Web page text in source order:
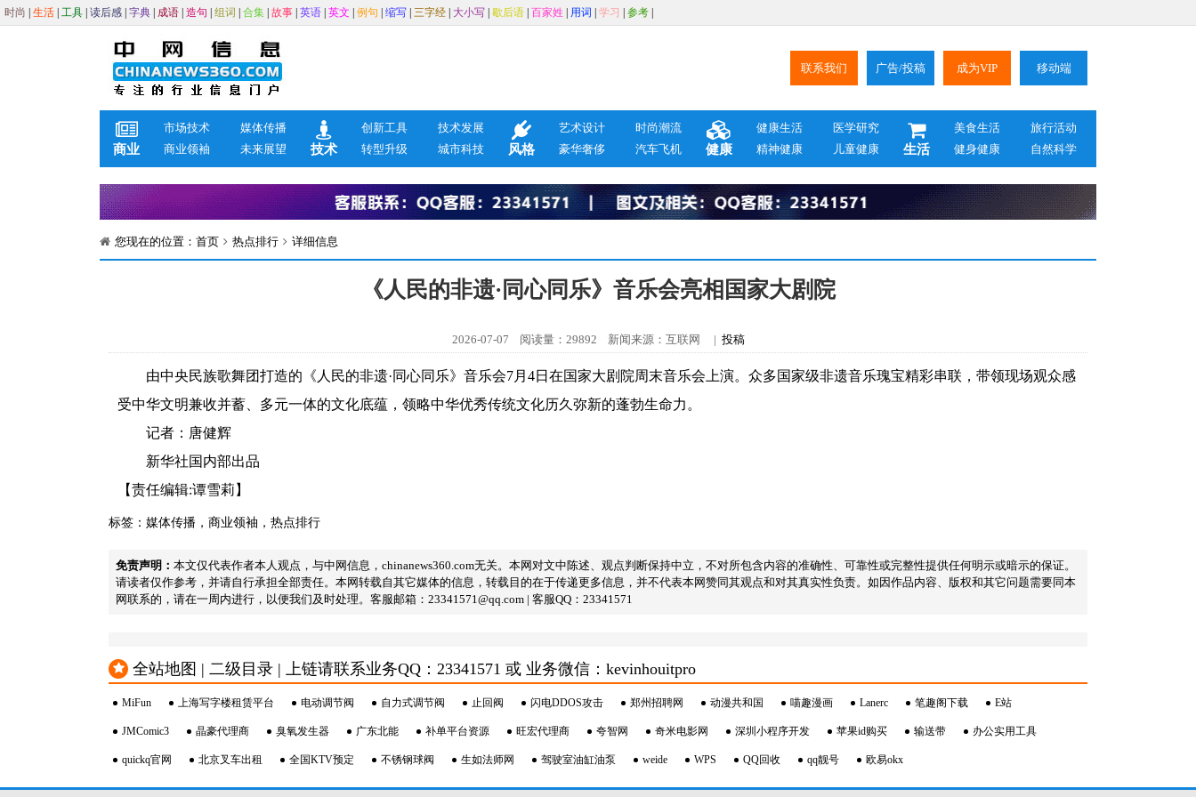
时尚 生活 工具 读后感 字典 成语 造句 组词 合集 故事 英语 英文 例句 缩写 三字经 大小写 歇后语 百家姓 用词 学习 参考
联系我们 广告/投稿 成为VIP 移动端
商业
市场技术
媒体传播
商业领袖
未来展望 技术
创新工具
技术发展
转型升级
城市科技 风格
艺术设计
时尚潮流
豪华奢侈
汽车飞机 健康
健康生活
医学研究
精神健康
儿童健康 生活
美食生活
旅行活动
健身健康
自然科学
您现在的位置： 首页 热点排行 详细信息
《人民的非遗·同心同乐》音乐会亮相国家大剧院
2026-07-07 阅读量：29892 新闻来源：互联网 | 投稿
由中央民族歌舞团打造的《人民的非遗·同心同乐》音乐会7月4日在国家大剧院周末音乐会上演。众多国家级非遗音乐瑰宝精彩串联，带领现场观众感
受中华文明兼收并蓄、多元一体的文化底蕴，领略中华优秀传统文化历久弥新的蓬勃生命力。
记者：唐健辉
新华社国内部出品
【责任编辑:谭雪莉】
标签： 媒体传播 ， 商业领袖 ， 热点排行
免责声明： 本文仅代表作者本人观点，与中网信息，chinanews360.com无关。本网对文中陈述、观点判断保持中立，不对所包含内容的准确性、可靠性或完整性提供任何明示或暗示的保证。
请读者仅作参考，并请自行承担全部责任。本网转载自其它媒体的信息，转载目的在于传递更多信息，并不代表本网赞同其观点和对其真实性负责。如因作品内容、版权和其它问题需要同本
网联系的，请在一周内进行，以便我们及时处理。客服邮箱：23341571@qq.com | 客服QQ：23341571
全站地图 | 二级目录 | 上链请联系业务QQ：23341571 或 业务微信：kevinhouitpro
MiFun 上海写字楼租赁平台 电动调节阀 自力式调节阀 止回阀 闪电DDOS攻击 郑州招聘网 动漫共和国 喵趣漫画 Lanerc 笔趣阁下载 E站
JMComic3 晶豪代理商 臭氧发生器 广东北能 补单平台资源 旺宏代理商 夸智网 奇米电影网 深圳小程序开发 苹果id购买 输送带 办公实用工具
quickq官网 北京叉车出租 全国KTV预定 不锈钢球阀 生如法师网 驾驶室油缸油泵 weide WPS QQ回收 qq靓号 欧易okx